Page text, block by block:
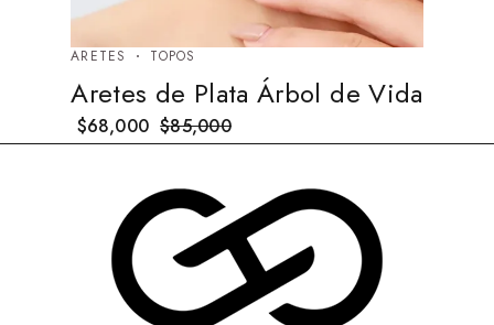
ARETES TOPOS
Aretes de Plata Árbol de Vida
$85,000
$68,000